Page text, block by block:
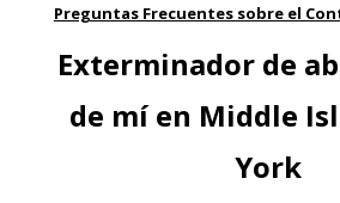
Preguntas Frecuentes sobre el
Exterminador de
de mí en Middle
York